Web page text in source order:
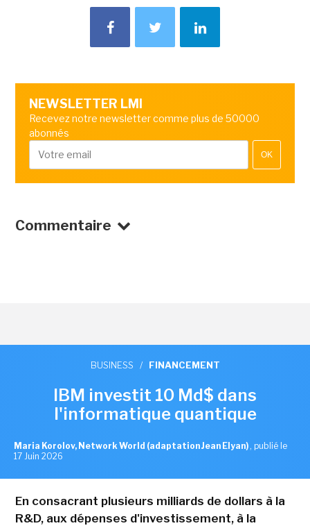
NEWSLETTER LMI
Recevez notre newsletter comme plus de 50000
abonnés
OK
Commentaire
BUSINESS / FINANCEMENT
IBM investit 10 Md$ dans
l'informatique quantique
Maria Korolov, Network World (adaptation Jean Elyan) , publié le
17 Juin 2026
En consacrant plusieurs milliards de dollars à la
R&D, aux dépenses d'investissement, à la